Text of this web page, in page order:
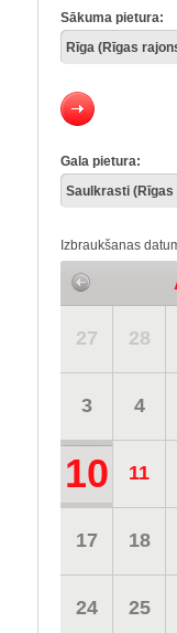
Sākuma pietura:
Gala pietura:
Izbraukšanas
27 28
3 4
10 11
17 18
24 25